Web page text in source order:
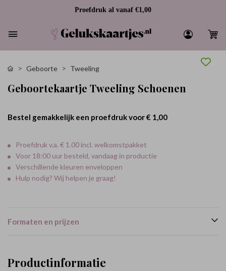
Proefdruk al vanaf €1,00
Geboorte Tweeling
Geboortekaartje Tweeling Schoenen
Bestel gemakkelijk een proefdruk voor€ 1,00
Proefdruk v.a. € 1.00 incl. welkomstpakket
Voor 18:00 uur besteld, vandaag in productie
Verschillende kleuren enveloppen
Hulp nodig? Wij helpen je graag!
Formaten en prijzen
Productinformatie